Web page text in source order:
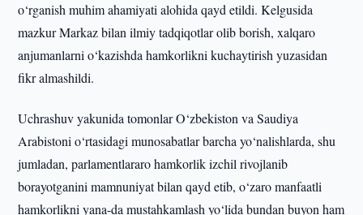
o‘rganish muhim ahamiyati alohida qayd etildi. Kelgusida
mazkur Markaz bilan ilmiy tadqiqotlar olib borish, xalqaro
anjumanlarni o‘kazishda hamkorlikni kuchaytirish yuzasidan
fikr almashildi.
Uchrashuv yakunida tomonlar O‘zbekiston va Saudiya
Arabistoni o‘rtasidagi munosabatlar barcha yo‘nalishlarda, shu
jumladan, parlamentlararo hamkorlik izchil rivojlanib
borayotganini mamnuniyat bilan qayd etib, o‘zaro manfaatli
hamkorlikni yana-da mustahkamlash yo‘lida bundan buyon ham